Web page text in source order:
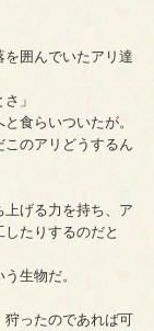
囲んでいたアリ達
」
食らいついたが。
のアリどうするん
げる力を持ち、ア
たりするのだと
生物だ。
ったのであれば可